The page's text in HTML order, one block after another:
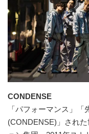
CONDENSE
「パフォーマンス」
(CONDENSE)」され